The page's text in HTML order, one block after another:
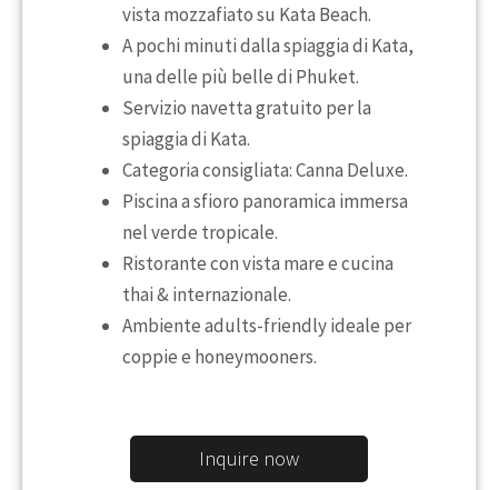
vista mozzafiato su Kata Beach.
A pochi minuti dalla spiaggia di Kata,
una delle più belle di Phuket.
Servizio navetta gratuito per la
spiaggia di Kata.
Categoria consigliata: Canna Deluxe.
Piscina a sfioro panoramica immersa
nel verde tropicale.
Ristorante con vista mare e cucina
thai & internazionale.
Ambiente adults-friendly ideale per
coppie e honeymooners.
Inquire now